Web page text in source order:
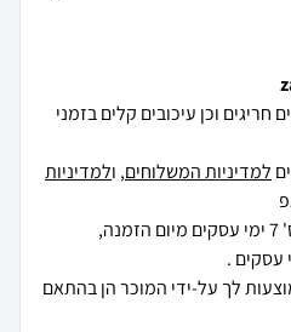
חריגים וכן עיכובים קלים בזמני
למדיניות המשלוחים, ולמדיניות
לך על-ידי המוכר הן בהתאם